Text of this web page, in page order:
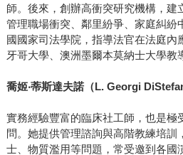
師。後來，創辦高衝突研究機構，建
管理職場衝突、鄰里紛爭、家庭糾紛
國國家司法學院，指導法官在法庭內
牙哥大學、澳洲墨爾本莫納士大學教
喬姬‧蒂斯達夫諾（L. Georgi
實務經驗豐富的臨床社工師，也是極
問。她提供管理諮詢與高階教練培訓
士、物質濫用等問題，常受邀到各國